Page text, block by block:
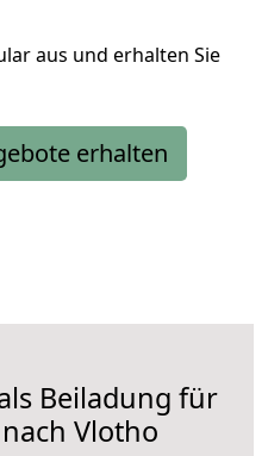
aus und erhalten Sie
erhalten
Beiladung für
Vlotho